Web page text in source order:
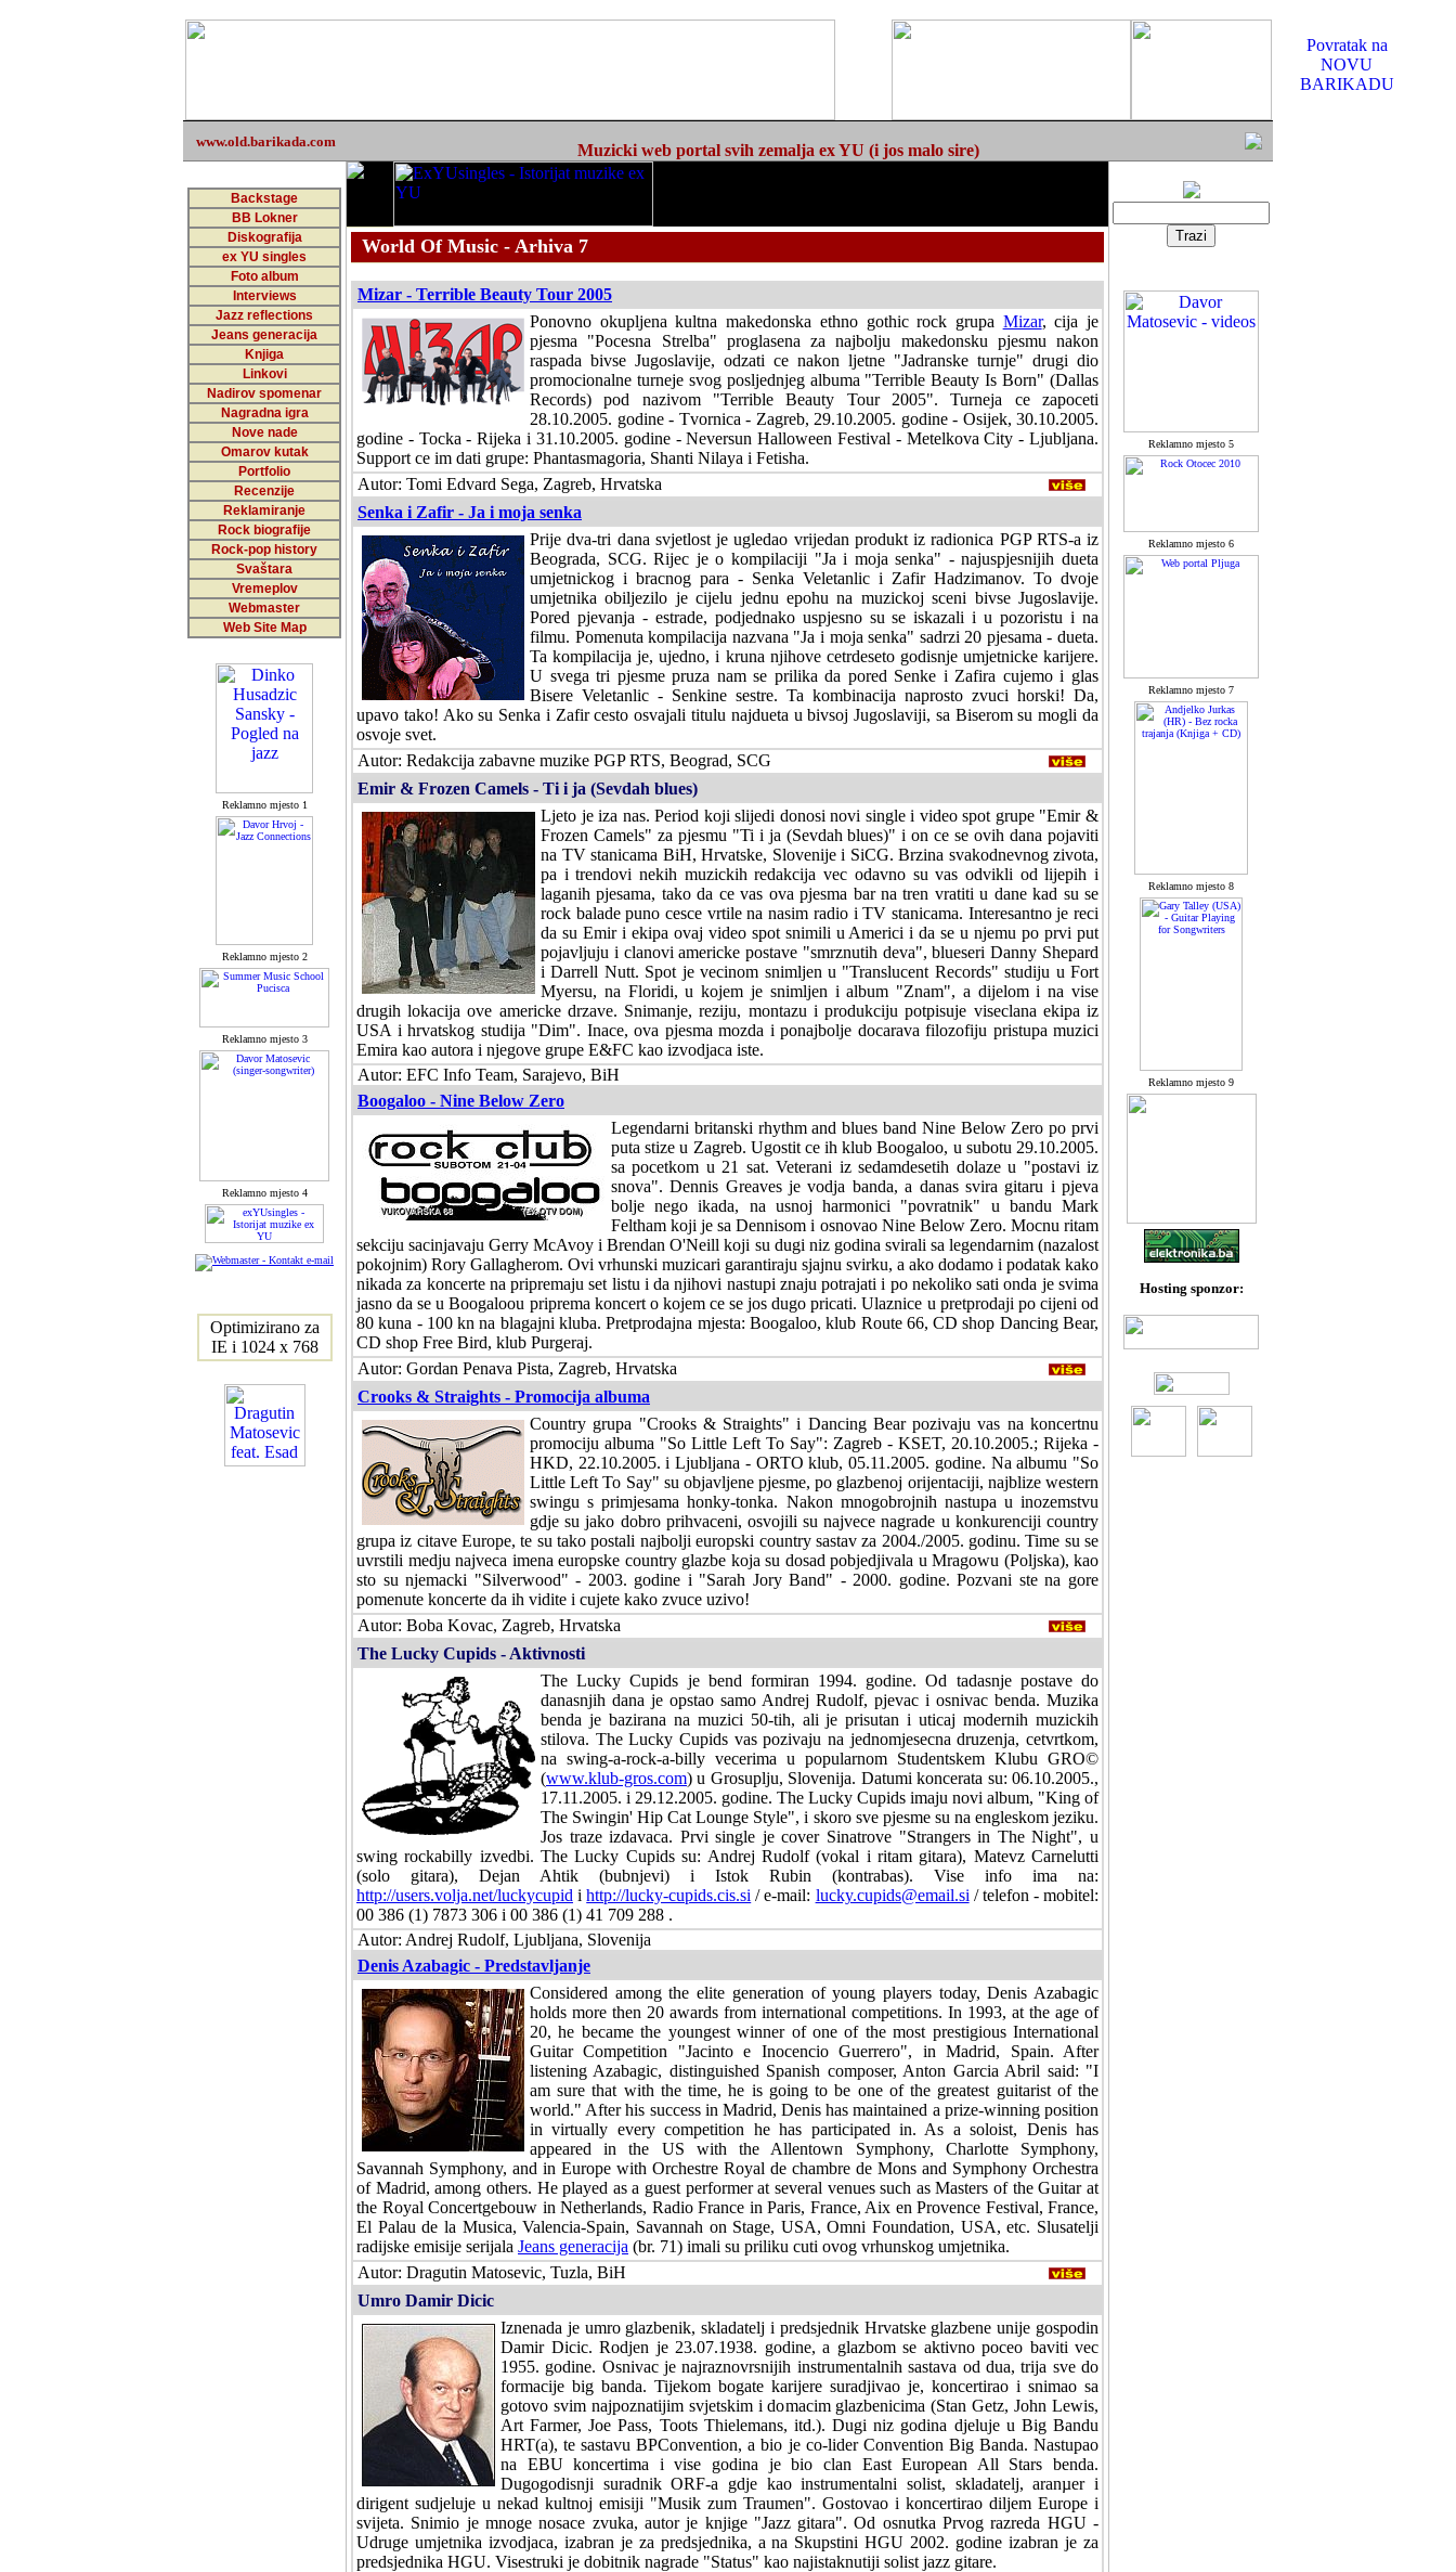
Povratak na
NOVU
BARIKADU
www.old.barikada.com Muzicki web portal svih zemalja ex YU (i jos malo sire)
Backstage
BB Lokner
Diskografija
ex YU singles
Foto album
Interviews
Jazz reflections
Jeans generacija
Knjiga
Linkovi
Nadirov spomenar
Nagradna igra
Nove nade
Omarov kutak
Portfolio
Recenzije
Reklamiranje
Rock biografije
Rock-pop history
Svaštara
Vremeplov
Webmaster
Web Site Map
Reklamno mjesto 1
Reklamno mjesto 2
Reklamno mjesto 3
Reklamno mjesto 4
Optimizirano za
IE i 1024 x 768
World Of Music - Arhiva 7
Mizar - Terrible Beauty Tour 2005
Ponovno okupljena kultna makedonska ethno gothic rock grupa Mizar, cija je
pjesma "Pocesna Strelba" proglasena za najbolju makedonsku pjesmu nakon
raspada bivse Jugoslavije, odzati ce nakon ljetne "Jadranske turnje" drugi dio
promocionalne turneje svog posljednjeg albuma "Terrible Beauty Is Born" (Dallas
Records) pod nazivom "Terrible Beauty Tour 2005". Turneja ce zapoceti
28.10.2005. godine - Tvornica - Zagreb, 29.10.2005. godine - Osijek, 30.10.2005.
godine - Tocka - Rijeka i 31.10.2005. godine - Neversun Halloween Festival - Metelkova City - Ljubljana.
Support ce im dati grupe: Phantasmagoria, Shanti Nilaya i Fetisha.
Autor: Tomi Edvard Sega, Zagreb, Hrvatska
Senka i Zafir - Ja i moja senka
Prije dva-tri dana svjetlost je ugledao vrijedan produkt iz radionica PGP RTS-a iz
Beograda, SCG. Rijec je o kompilaciji "Ja i moja senka" - najuspjesnijih dueta
umjetnickog i bracnog para - Senka Veletanlic i Zafir Hadzimanov. To dvoje
umjetnika obiljezilo je cijelu jednu epohu na muzickoj sceni bivse Jugoslavije.
Pored pjevanja - estrade, podjednako uspjesno su se iskazali i u pozoristu i na
filmu. Pomenuta kompilacija nazvana "Ja i moja senka" sadrzi 20 pjesama - dueta.
Ta kompilacija je, ujedno, i kruna njihove cetrdeseto godisnje umjetnicke karijere.
U svega tri pjesme pruza nam se prilika da pored Senke i Zafira cujemo i glas
Bisere Veletanlic - Senkine sestre. Ta kombinacija naprosto zvuci horski! Da,
upavo tako! Ako su Senka i Zafir cesto osvajali titulu najdueta u bivsoj Jugoslaviji, sa Biserom su mogli da
osvoje svet.
Autor: Redakcija zabavne muzike PGP RTS, Beograd, SCG
Emir & Frozen Camels - Ti i ja (Sevdah blues)
Ljeto je iza nas. Period koji slijedi donosi novi single i video spot grupe "Emir &
Frozen Camels" za pjesmu "Ti i ja (Sevdah blues)" i on ce se ovih dana pojaviti
na TV stanicama BiH, Hrvatske, Slovenije i SiCG. Brzina svakodnevnog zivota,
pa i trendovi nekih muzickih redakcija vec odavno su vas odvikli od lijepih i
laganih pjesama, tako da ce vas ova pjesma bar na tren vratiti u dane kad su se
rock balade puno cesce vrtile na nasim radio i TV stanicama. Interesantno je reci
da su Emir i ekipa ovaj video spot snimili u Americi i da se u njemu po prvi put
pojavljuju i clanovi americke postave "smrznutih deva", blueseri Danny Shepard
i Darrell Nutt. Spot je vecinom snimljen u "Translucent Records" studiju u Fort
Myersu, na Floridi, u kojem je snimljen i album "Znam", a dijelom i na vise
drugih lokacija ove americke drzave. Snimanje, reziju, montazu i produkciju potpisuje viseclana ekipa iz
USA i hrvatskog studija "Dim". Inace, ova pjesma mozda i ponajbolje docarava filozofiju pristupa muzici
Emira kao autora i njegove grupe E&FC kao izvodjaca iste.
Autor: EFC Info Team, Sarajevo, BiH
Boogaloo - Nine Below Zero
Legendarni britanski rhythm and blues band Nine Below Zero po prvi
puta stize u Zagreb. Ugostit ce ih klub Boogaloo, u subotu 29.10.2005.
sa pocetkom u 21 sat. Veterani iz sedamdesetih dolaze u "postavi iz
snova". Dennis Greaves je vodja banda, a danas svira gitaru i pjeva
bolje nego ikada, na usnoj harmonici "povratnik" u bandu Mark
Feltham koji je sa Dennisom i osnovao Nine Below Zero. Mocnu ritam
sekciju sacinjavaju Gerry McAvoy i Brendan O'Neill koji su dugi niz godina svirali sa legendarnim (nazalost
pokojnim) Rory Gallagherom. Ovi vrhunski muzicari garantiraju sjajnu svirku, a ako dodamo i podatak kako
nikada za koncerte na pripremaju set listu i da njihovi nastupi znaju potrajati i po nekoliko sati onda je svima
jasno da se u Boogaloou priprema koncert o kojem ce se jos dugo pricati. Ulaznice u pretprodaji po cijeni od
80 kuna - 100 kn na blagajni kluba. Pretprodajna mjesta: Boogaloo, klub Route 66, CD shop Dancing Bear,
CD shop Free Bird, klub Purgeraj.
Autor: Gordan Penava Pista, Zagreb, Hrvatska
Crooks & Straights - Promocija albuma
Country grupa "Crooks & Straights" i Dancing Bear pozivaju vas na koncertnu
promociju albuma "So Little Left To Say": Zagreb - KSET, 20.10.2005.; Rijeka -
HKD, 22.10.2005. i Ljubljana - ORTO klub, 05.11.2005. godine. Na albumu "So
Little Left To Say" su objavljene pjesme, po glazbenoj orijentaciji, najblize western
swingu s primjesama honky-tonka. Nakon mnogobrojnih nastupa u inozemstvu
gdje su jako dobro prihvaceni, osvojili su najvece nagrade u konkurenciji country
grupa iz citave Europe, te su tako postali najbolji europski country sastav za 2004./2005. godinu. Time su se
uvrstili medju najveca imena europske country glazbe koja su dosad pobjedjivala u Mragowu (Poljska), kao
sto su njemacki "Silverwood" - 2003. godine i "Sarah Jory Band" - 2000. godine. Pozvani ste na gore
pomenute koncerte da ih vidite i cujete kako zvuce uzivo!
Autor: Boba Kovac, Zagreb, Hrvatska
The Lucky Cupids - Aktivnosti
The Lucky Cupids je bend formiran 1994. godine. Od tadasnje postave do
danasnjih dana je opstao samo Andrej Rudolf, pjevac i osnivac benda. Muzika
benda je bazirana na muzici 50-tih, ali je prisutan i uticaj modernih muzickih
stilova. The Lucky Cupids vas pozivaju na jednomjesecna druzenja, cetvrtkom,
na swing-a-rock-a-billy vecerima u popularnom Studentskem Klubu GRO©
(www.klub-gros.com) u Grosuplju, Slovenija. Datumi koncerata su: 06.10.2005.,
17.11.2005. i 29.12.2005. godine. The Lucky Cupids imaju novi album, "King of
The Swingin' Hip Cat Lounge Style", i skoro sve pjesme su na engleskom jeziku.
Jos traze izdavaca. Prvi single je cover Sinatrove "Strangers in The Night", u
swing rockabilly izvedbi. The Lucky Cupids su: Andrej Rudolf (vokal i ritam gitara), Matevz Carnelutti
(solo gitara), Dejan Ahtik (bubnjevi) i Istok Rubin (kontrabas). Vise info ima na:
http://users.volja.net/luckycupid ihttp://lucky-cupids.cis.si / e-mail: lucky.cupids@email.si / telefon - mobitel:
00 386 (1) 7873 306 i 00 386 (1) 41 709 288 .
Autor: Andrej Rudolf, Ljubljana, Slovenija
Denis Azabagic - Predstavljanje
Considered among the elite generation of young players today, Denis Azabagic
holds more then 20 awards from international competitions. In 1993, at the age of
20, he became the youngest winner of one of the most prestigious International
Guitar Competition "Jacinto e Inocencio Guerrero", in Madrid, Spain. After
listening Azabagic, distinguished Spanish composer, Anton Garcia Abril said: "I
am sure that with the time, he is going to be one of the greatest guitarist of the
world." After his success in Madrid, Denis has maintained a prize-winning position
in virtually every competition he has participated in. As a soloist, Denis has
appeared in the US with the Allentown Symphony, Charlotte Symphony,
Savannah Symphony, and in Europe with Orchestre Royal de chambre de Mons and Symphony Orchestra
of Madrid, among others. He played as a guest performer at several venues such as Masters of the Guitar at
the Royal Concertgebouw in Netherlands, Radio France in Paris, France, Aix en Provence Festival, France,
El Palau de la Musica, Valencia-Spain, Savannah on Stage, USA, Omni Foundation, USA, etc. Slusatelji
radijske emisije serijala Jeans generacija (br. 71) imali su priliku cuti ovog vrhunskog umjetnika.
Autor: Dragutin Matosevic, Tuzla, BiH
Umro Damir Dicic
Iznenada je umro glazbenik, skladatelj i predsjednik Hrvatske glazbene unije gospodin
Damir Dicic. Rodjen je 23.07.1938. godine, a glazbom se aktivno poceo baviti vec
1955. godine. Osnivac je najraznovrsnijih instrumentalnih sastava od dua, trija sve do
formacije big banda. Tijekom bogate karijere suradjivao je, koncertirao i snimao sa
gotovo svim najpoznatijim svjetskim i domacim glazbenicima (Stan Getz, John Lewis,
Art Farmer, Joe Pass, Toots Thielemans, itd.). Dugi niz godina djeluje u Big Bandu
HRT(a), te sastavu BPConvention, a bio je co-lider Convention Big Banda. Nastupao
na EBU koncertima i vise godina je bio clan East European All Stars benda.
Dugogodisnji suradnik ORF-a gdje kao instrumentalni solist, skladatelj, aranµer i
dirigent sudjeluje u nekad kultnoj emisiji "Musik zum Traumen". Gostovao i koncertirao diljem Europe i
svijeta. Snimio je mnoge nosace zvuka, autor je knjige "Jazz gitara". Od osnutka Prvog razreda HGU -
Udruge umjetnika izvodjaca, izabran je za predsjednika, a na Skupstini HGU 2002. godine izabran je za
predsjednika HGU. Visestruki je dobitnik nagrade "Status" kao najistaknutiji solist jazz gitare.
Reklamno mjesto 5
Reklamno mjesto 6
Reklamno mjesto 7
Reklamno mjesto 8
Reklamno mjesto 9
Hosting sponzor: